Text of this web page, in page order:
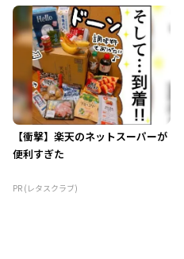
【衝撃】楽天のネットスーパーが
便利すぎた
PR (レタスクラブ)